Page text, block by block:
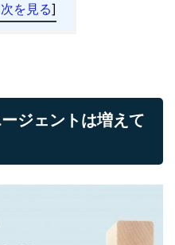
を見る]
ジェントは増えて